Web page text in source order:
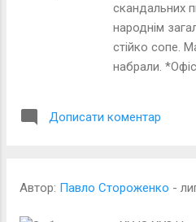
скандальних
народнім
стійко сопе.
набрали.
Дописати коментар
Автор: Павло Стороженко -